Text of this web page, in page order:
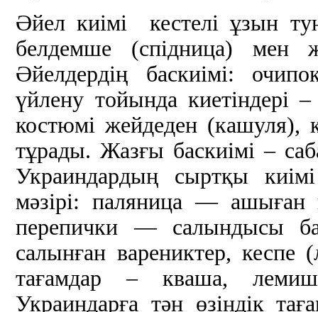
Әйел киімі кестелі ұзын
белдемше (спiдница) мен
Әйелдердің баскиімі:
үйлену тойында киетіндері
костюмі жейдеден (кашуля),
тұрады. Жазғы баскиімі –
Украиндардың сыртқы
мәзірі: паляница — ашыған
перепички — салындысы
салынған варениктер, кеспе
тағамдар – кваша,
Украиндарға тән өзіндік